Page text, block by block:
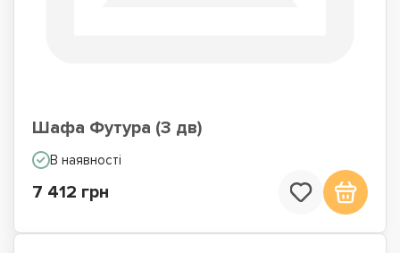
Шафа Футура (3 дв)
В наявності
7 412 грн